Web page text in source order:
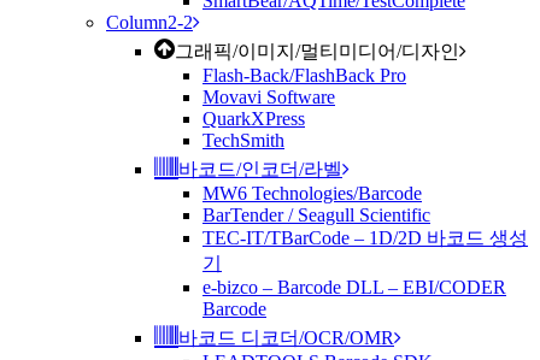
Column2-2
그래픽/이미지/멀티미디어/디자인
Flash-Back/FlashBack Pro
Movavi Software
QuarkXPress
TechSmith
바코드/인코더/라벨
MW6 Technologies/Barcode
BarTender / Seagull Scientific
TEC-IT/TBarCode – 1D/2D 바코드 생성
기
e-bizco – Barcode DLL – EBI/CODER
Barcode
바코드 디코더/OCR/OMR